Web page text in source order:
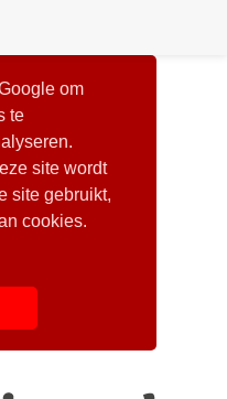
om
te
site wordt
site gebruikt,
cookies.